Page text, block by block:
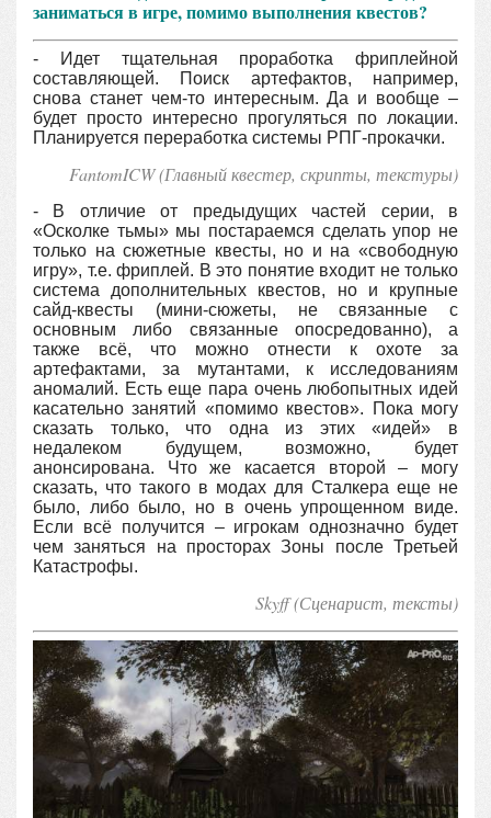
заниматься в игре, помимо выполнения квестов?
- Идет тщательная проработка фриплейной
составляющей. Поиск артефактов, например,
снова станет чем-то интересным. Да и вообще –
будет просто интересно прогуляться по локации.
Планируется переработка системы РПГ-прокачки.
FantomICW (Главный квестер, скрипты, текстуры)
- В отличие от предыдущих частей серии, в
«Осколке тьмы» мы постараемся сделать упор не
только на сюжетные квесты, но и на «свободную
игру», т.е. фриплей. В это понятие входит не только
система дополнительных квестов, но и крупные
сайд-квесты (мини-сюжеты, не связанные с
основным либо связанные опосредованно), а
также всё, что можно отнести к охоте за
артефактами, за мутантами, к исследованиям
аномалий. Есть еще пара очень любопытных идей
касательно занятий «помимо квестов». Пока могу
сказать только, что одна из этих «идей» в
недалеком будущем, возможно, будет
анонсирована. Что же касается второй – могу
сказать, что такого в модах для Сталкера еще не
было, либо было, но в очень упрощенном виде.
Если всё получится – игрокам однозначно будет
чем заняться на просторах Зоны после Третьей
Катастрофы.
Skyff (Сценарист, тексты)